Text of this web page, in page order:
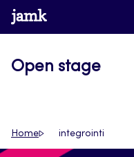
Siirry
suoraan
www.jamk.fi
Open stage
Home integrointi